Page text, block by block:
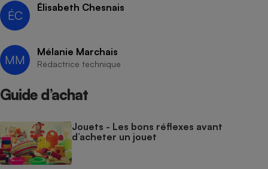
ÉC
Élisabeth Chesnais
MM
Mélanie Marchais
Rédactrice technique
Guide d’achat
Jouets - Les bons réflexes avant
d’acheter un jouet